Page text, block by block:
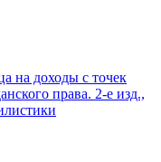
на доходы с точек
права. 2-е изд.,